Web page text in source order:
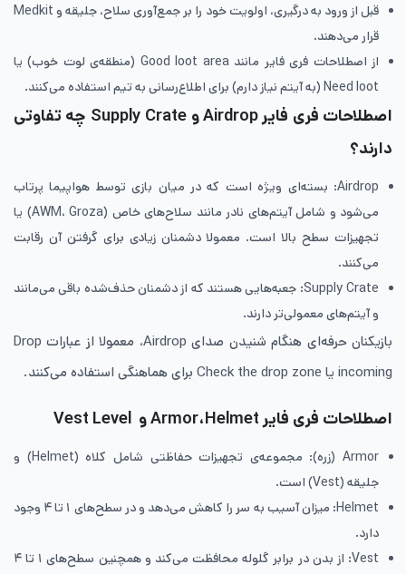
قبل از ورود به درگیری، اولویت خود را بر جمع‌آوری سلاح، جلیقه و Medkit
قرار می‌دهند.
از اصطلاحات فری فایر مانند Good loot area (منطقه‌ی لوت خوب) یا
Need loot (به آیتم نیاز دارم) برای اطلاع‌رسانی به تیم استفاده می‌کنند.
اصطلاحات فری فایر Airdrop و Supply Crate چه تفاوتی
دارند؟
Airdrop: بسته‌ای ویژه است که در میان بازی توسط هواپیما پرتاب
می‌شود و شامل آیتم‌های نادر مانند سلاح‌های خاص (AWM، Groza) یا
تجهیزات سطح بالا است. معمولا دشمنان زیادی برای گرفتن آن رقابت
می‌کنند.
Supply Crate: جعبه‌هایی هستند که از دشمنان حذف‌شده باقی می‌مانند
و آیتم‌های معمولی‌تر دارند.
بازیکنان حرفه‌ای هنگام شنیدن صدای Airdrop، معمولا از عبارات Drop
incoming یا Check the drop zone برای هماهنگی استفاده می‌کنند.
اصطلاحات فری فایر Armor،Helmet و Vest Level
Armor (زره): مجموعه‌ی تجهیزات حفاظتی شامل کلاه (Helmet) و
جلیقه (Vest) است.
Helmet: میزان آسیب به سر را کاهش می‌دهد و در سطح‌های ۱ تا ۴ وجود
دارد.
Vest: از بدن در برابر گلوله محافظت می‌کند و همچنین سطح‌های ۱ تا ۴